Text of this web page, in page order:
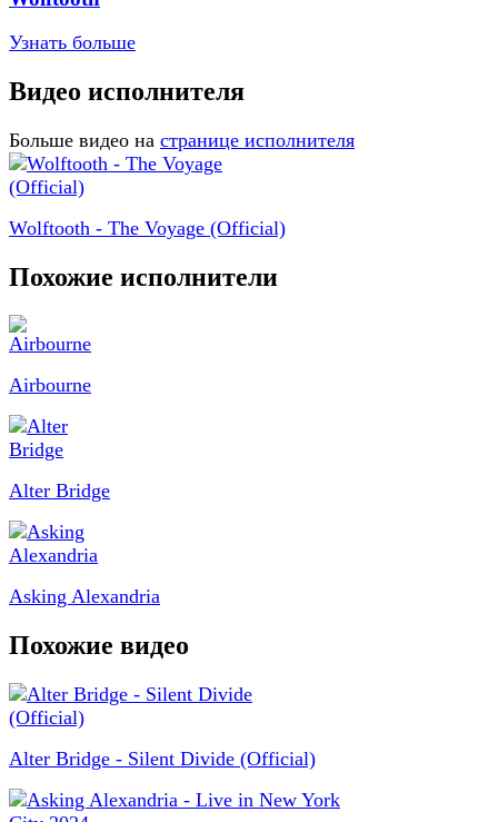
Узнать больше
Видео исполнителя
Больше видео на странице исполнителя
Wolftooth - The Voyage (Official)
Похожие исполнители
Airbourne
Alter Bridge
Asking Alexandria
Похожие видео
Alter Bridge - Silent Divide (Official)